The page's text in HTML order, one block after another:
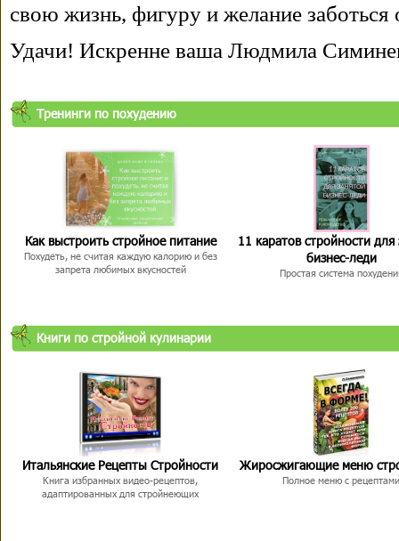
свою жизнь, фигуру и желание заботься
Удачи! Искренне ваша Людмила
Тренинги по похудению
Как выстроить стройное питание
Похудеть, не считая каждую калорию и без
запрета любимых вкусностей
11 каратов стройности для
бизнес-леди
Простая система
Книги по стройной кулинарии
Итальянские Рецепты Стройности
Книга избранных видео-рецептов,
адаптированных для стройнеющих
Жиросжигающие меню
Полное меню с рецептами